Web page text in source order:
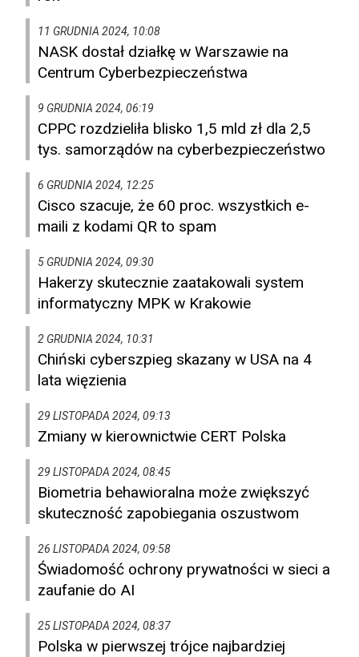
11 GRUDNIA 2024, 10:08
NASK dostał działkę w Warszawie na
Centrum Cyberbezpieczeństwa
9 GRUDNIA 2024, 06:19
CPPC rozdzieliła blisko 1,5 mld zł dla 2,5
tys. samorządów na cyberbezpieczeństwo
6 GRUDNIA 2024, 12:25
Cisco szacuje, że 60 proc. wszystkich e-
maili z kodami QR to spam
5 GRUDNIA 2024, 09:30
Hakerzy skutecznie zaatakowali system
informatyczny MPK w Krakowie
2 GRUDNIA 2024, 10:31
Chiński cyberszpieg skazany w USA na 4
lata więzienia
29 LISTOPADA 2024, 09:13
Zmiany w kierownictwie CERT Polska
29 LISTOPADA 2024, 08:45
Biometria behawioralna może zwiększyć
skuteczność zapobiegania oszustwom
26 LISTOPADA 2024, 09:58
Świadomość ochrony prywatności w sieci a
zaufanie do AI
25 LISTOPADA 2024, 08:37
Polska w pierwszej trójce najbardziej